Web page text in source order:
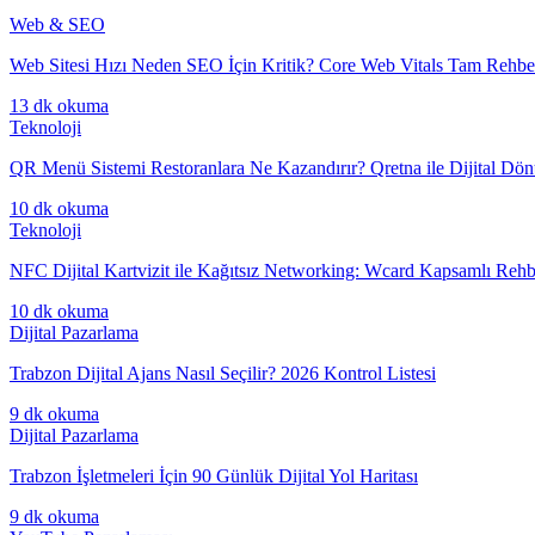
Web & SEO
Web Sitesi Hızı Neden SEO İçin Kritik? Core Web Vitals Tam
13 dk okuma
Teknoloji
QR Menü Sistemi Restoranlara Ne Kazandırır? Qretna ile Dijital
10 dk okuma
Teknoloji
NFC Dijital Kartvizit ile Kağıtsız Networking: Wcard Kapsamlı
10 dk okuma
Dijital Pazarlama
Trabzon Dijital Ajans Nasıl Seçilir? 2026 Kontrol Listesi
9 dk okuma
Dijital Pazarlama
Trabzon İşletmeleri İçin 90 Günlük Dijital Yol Haritası
9 dk okuma